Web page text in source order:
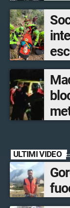
ULTIMI VIDEO